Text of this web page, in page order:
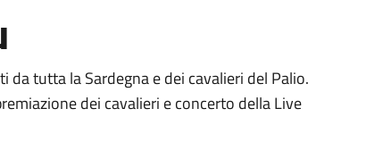
tutta la Sardegna e dei cavalieri del Palio.
dei cavalieri e concerto della Live